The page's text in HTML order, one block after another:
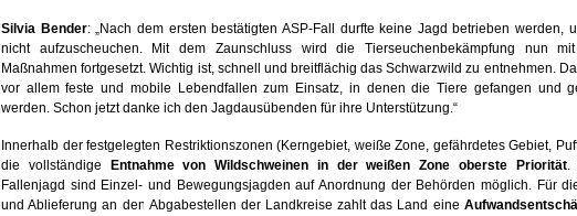
Silvia Bender: „Nach dem ersten bestätigten ASP-Fall durfte keine Jagd betrieben werden,
nicht aufzuscheuchen. Mit dem Zaunschluss wird die Tierseuchenbekämpfung nun
Maßnahmen fortgesetzt. Wichtig ist, schnell und breitflächig das Schwarzwild zu entnehmen.
vor allem feste und mobile Lebendfallen zum Einsatz, in denen die Tiere gefangen und
werden. Schon jetzt danke ich den Jagdausübenden für ihre Unterstützung.“
Innerhalb der festgelegten Restriktionszonen (Kerngebiet, weiße Zone, gefährdetes Gebiet,
die vollständige Entnahme von Wildschweinen in der weißen Zone oberste Priorität.
Fallenjagd sind Einzel- und Bewegungsjagdenauf Anordnung der Behörden möglich. Für
und Ablieferung an den Abgabestellen der Landkreise zahlt das Land eine